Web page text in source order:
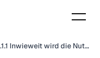
5.1.1 Inwieweit wird die Nutzung kryptografischer Verfahren verwaltet?